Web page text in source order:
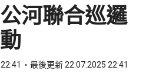
河聯合巡邏
最後更新 22.07.2025 22:41